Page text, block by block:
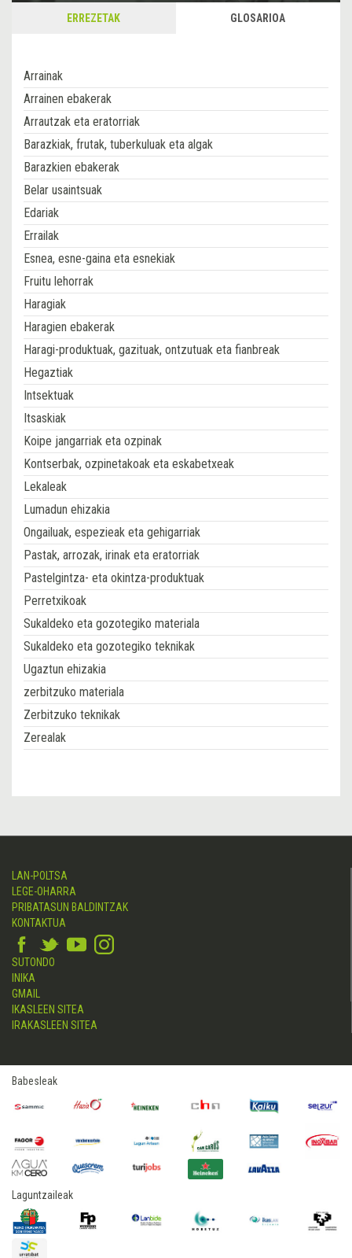
ERREZETAK GLOSARIOA
Arrainak
Arrainen ebakerak
Arrautzak eta eratorriak
Barazkiak, frutak, tuberkuluak eta algak
Barazkien ebakerak
Belar usaintsuak
Edariak
Errailak
Esnea, esne-gaina eta esnekiak
Fruitu lehorrak
Haragiak
Haragien ebakerak
Haragi-produktuak, gazituak, ontzutuak eta fianbreak
Hegaztiak
Intsektuak
Itsaskiak
Koipe jangarriak eta ozpinak
Kontserbak, ozpinetakoak eta eskabetxeak
Lekaleak
Lumadun ehizakia
Ongailuak, espezieak eta gehigarriak
Pastak, arrozak, irinak eta eratorriak
Pastelgintza- eta okintza-produktuak
Perretxikoak
Sukaldeko eta gozotegiko materiala
Sukaldeko eta gozotegiko teknikak
Ugaztun ehizakia
zerbitzuko materiala
Zerbitzuko teknikak
Zerealak
LAN-POLTSA
LEGE-OHARRA
PRIBATASUN BALDINTZAK
KONTAKTUA
SUTONDO
INIKA
GMAIL
IKASLEEN SITEA
IRAKASLEEN SITEA
Babesleak
Laguntzaileak